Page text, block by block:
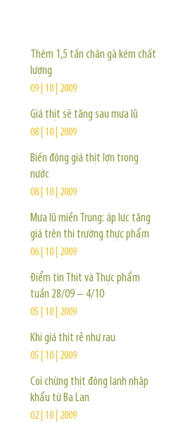
Thêm 1,5 tấn chân gà kém chất
lượng
09 | 10 | 2009
Giá thịt sẽ tăng sau mưa lũ
08 | 10 | 2009
Biến động giá thịt lợn trong
nước
08 | 10 | 2009
Mưa lũ miền Trung: áp lực tăng
giá trên thị trường thực phẩm
06 | 10 | 2009
Điểm tin Thịt và Thực phẩm
tuần 28/09 – 4/10
05 | 10 | 2009
Khi giá thịt rẻ như rau
05 | 10 | 2009
Coi chừng thịt đông lạnh nhập
khẩu từ Ba Lan
02 | 10 | 2009